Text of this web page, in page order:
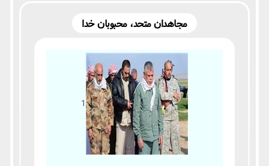
مجاهدان متحد، محبوبان خدا
1